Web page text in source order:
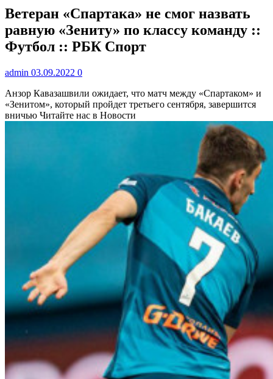
Ветеран «Спартака» не смог назвать
равную «Зениту» по классу команду ::
Футбол :: РБК Спорт
admin 03.09.2022 0
Анзор Кавазашвили ожидает, что матч между «Спартаком» и
«Зенитом», который пройдет третьего сентября, завершится
вничью Читайте нас в Новости